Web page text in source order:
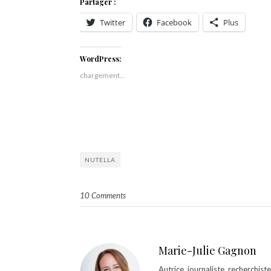
Twitter Facebook Plus
WordPress:
chargement…
NUTELLA
10 Comments
Marie-Julie Gagnon